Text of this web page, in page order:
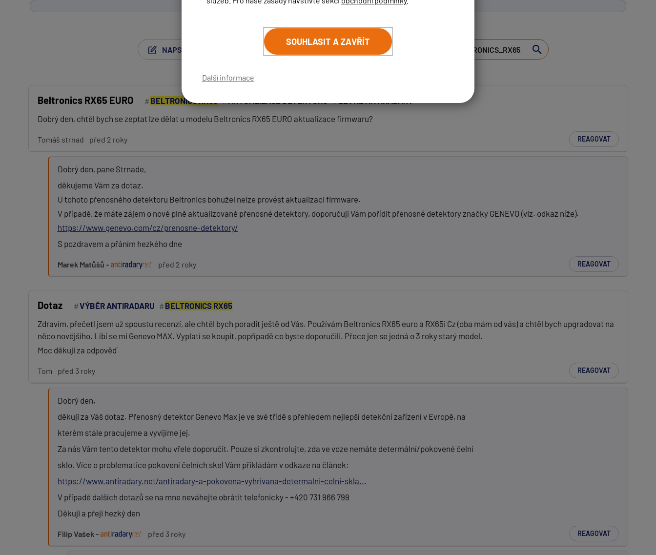
SOUHLASIT A ZAVŘÍT
Další informace
GENEVO GPS+
NAPSAT NOVÝ PŘÍSPĚVEK ZRUŠIT HLEDÁNÍ
Vaše jméno:
Předmět:
Zpráva:
Beltronics RX65 EURO BELTRONICS RX65 AKTUALIZACE DETEKTORŮ
LEVNÉ ANTIRADARY
Dobrý den, chtěl bych se zeptat lze dělat u modelu Beltronics RX65 EURO aktualizace firmwaru?
Tomáš strnad před 2 roky REAGOVAT
Dobrý den, pane Strnade,
děkujeme Vám za dotaz.
U tohoto přenosného detektoru Beltronics bohužel nelze provést aktualizaci firmware.
V případě, že máte zájem o nové plně aktualizované přenosné detektory, doporučuji Vám pořídit přenosné detektory značky GENEVO (viz. odkaz níže).
https://www.genevo.com/cz/prenosne-detektory/
S pozdravem a přáním hezkého dne
Marek Matůšů - před 2 roky REAGOVAT
Dotaz VÝBĚR ANTIRADARU
BELTRONICS RX65
Zdravím, přečetl jsem už spoustu recenzí, ale chtěl bych poradit ještě od Vás. Používám Beltronics RX65 euro a RX65i Cz (oba mám od vás) a chtěl bych upgradovat na
něco novějšího. Líbí se mi Genevo MAX. Vyplatí se koupit, popřípadě co byste doporučili. Přece jen se jedná o 3 roky starý model.
Moc děkuji za odpověď
Tom před 3 roky REAGOVAT
Dobrý den,
děkuji za Váš dotaz. Přenosný detektor Genevo Max je ve své třídě s přehledem nejlepší detekční zařízení v Evropě, na
kterém stále pracujeme a vyvíjíme jej.
Za nás Vám tento detektor mohu vřele doporučit. Pouze si zkontrolujte, zda ve voze nemáte determální/pokovené čelní
sklo. Více o problematice pokovení čelních skel Vám přikládám v odkaze na článek:
https://www.antiradary.net/antiradary-a-pokovena-vyhrivana-determalni-celni-skla...
V případě dalších dotazů se na mne neváhejte obrátit telefonicky - +420 731 966 799
Děkuji a přeji hezký den
Filip Vašek - před 3 roky REAGOVAT